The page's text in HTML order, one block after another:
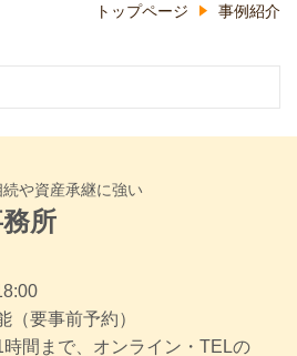
トップページ 事例紹介
や資産承継に強い
所
要事前予約）
間まで、オンライン・TELの